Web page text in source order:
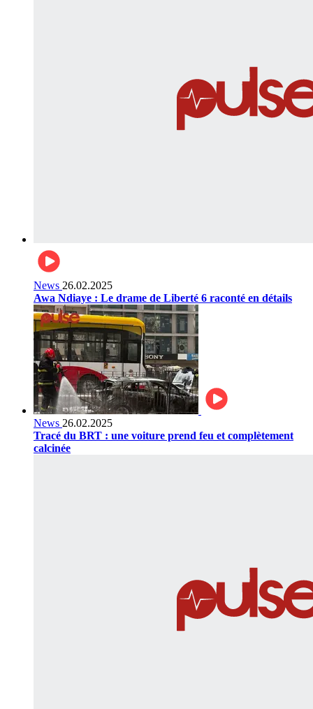
News 26.02.2025
Awa Ndiaye : Le drame de Liberté 6 raconté en détails
News 26.02.2025
Tracé du BRT : une voiture prend feu et complètement
calcinée